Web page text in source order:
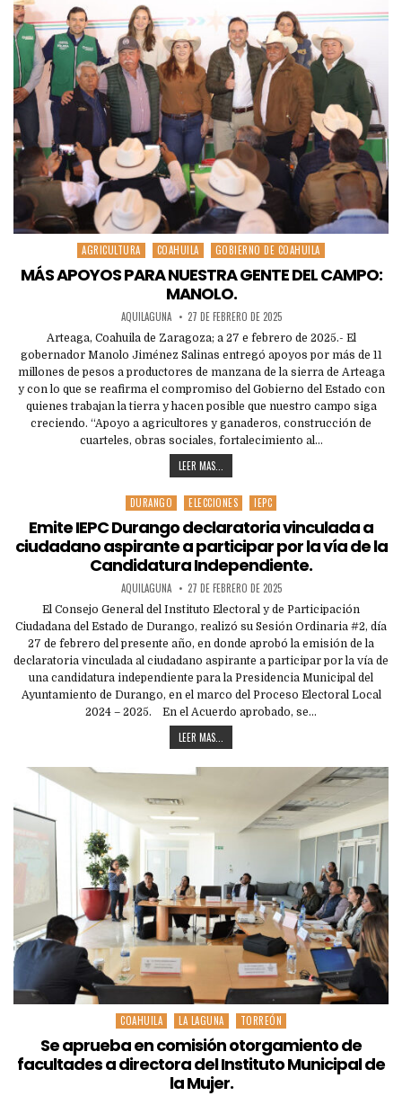
Posted
in
AGRICULTURA COAHUILA GOBIERNO DE COAHUILA
MÁS APOYOS PARA NUESTRA GENTE DEL CAMPO:
MANOLO.
AQUILAGUNA 27 DE FEBRERO DE 2025
Arteaga, Coahuila de Zaragoza; a 27 e febrero de 2025.- El
gobernador Manolo Jiménez Salinas entregó apoyos por más de 11
millones de pesos a productores de manzana de la sierra de Arteaga
y con lo que se reafirma el compromiso del Gobierno del Estado con
quienes trabajan la tierra y hacen posible que nuestro campo siga
creciendo. “Apoyo a agricultores y ganaderos, construcción de
cuarteles, obras sociales, fortalecimiento al…
LEER MAS...
Posted
DURANGO ELECCIONES IEPC
Emite IEPC Durango declaratoria vinculada a
ciudadano aspirante a participar por la vía de la
Candidatura Independiente.
AQUILAGUNA 27 DE FEBRERO DE 2025
El Consejo General del Instituto Electoral y de Participación
Ciudadana del Estado de Durango, realizó su Sesión Ordinaria #2, día
27 de febrero del presente año, en donde aprobó la emisión de la
declaratoria vinculada al ciudadano aspirante a participar por la vía de
una candidatura independiente para la Presidencia Municipal del
Ayuntamiento de Durango, en el marco del Proceso Electoral Local
2024 – 2025. En el Acuerdo aprobado, se…
LEER MAS...
Posted
COAHUILA LA LAGUNA TORREÓN
Se aprueba en comisión otorgamiento de
facultades a directora del Instituto Municipal de
la Mujer.